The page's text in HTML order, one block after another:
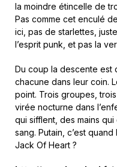
la moindre étincelle de
Pas comme cet enculé
ici, pas de starlettes,
l’esprit punk, et pas la
Du coup la descente est
chacune dans leur coin.
point. Trois groupes,
virée nocturne dans
qui sifflent, des mains
sang. Putain, c’est
Jack Of Heart ?